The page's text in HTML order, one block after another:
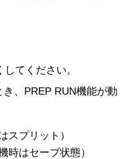
してください。
、PREP RUN機能が動
スプリット）
時はセーブ状態）